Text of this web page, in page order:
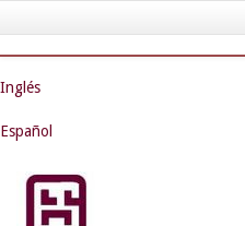
navigation
Inglés
Español